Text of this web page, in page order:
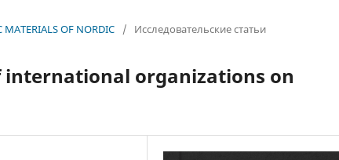
OF NORDIC / Исследовательские статьи
international organizations on